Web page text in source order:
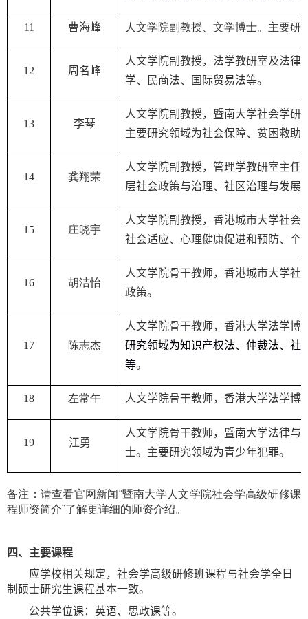
11 曹海峰 人文学院副教授、文学博士。主要
12 周名峰
人文学院副教授， 法学教研室及法律
学、民商法、国际贸易法等。
13 李琴
人文学院副教授，暨南大学社会学研
主要研究领域为社会保障、贫困救助
14 龚翔荣
人文学院副教授， 管理学教研室主任
层社会政策与治理、社区治理与发展
15 庄晓宇
人文学院副教授，香港城市大学社会
社会适应、心理健康促进和预防、个
16 胡洁怡
人文学院骨干教师，香港城市大学社
政策。
17 陈志杰
人文学院骨干教师， 香港大学法学博
研究领域为知识产权法、仲裁法、社
等。
18 左常午 人文学院骨干教师， 香港大学法学博
19 江勇
人文学院骨干教师，暨南大学法律与
士。 主要研究领域为青少年犯罪。
备注：请查看官网新闻“暨南大学人文学院社会学高级研修课
程师资简介”了解更详细的师资介绍。
四、主要课程
应学校相关规定，社会学高级研修班课程与社会学全日
制硕士研究生课程基本一致。
公共学位课：英语、思政课等。